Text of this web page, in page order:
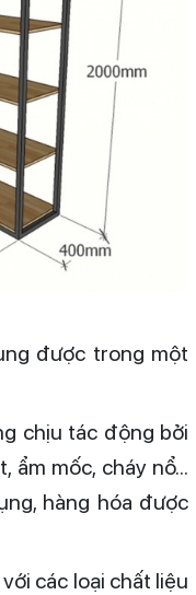
được trong một
chịu tác động bởi
ẩm mốc, cháy nổ...
hàng hóa được
các loại chất liệu